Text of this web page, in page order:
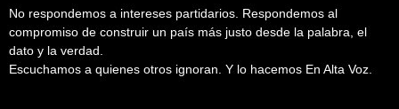
No respondemos a intereses partidarios. Respondemos al
compromiso de construir un país más justo desde la palabra, el
dato y la verdad.
Escuchamos a quienes otros ignoran. Y lo hacemos En Alta Voz.